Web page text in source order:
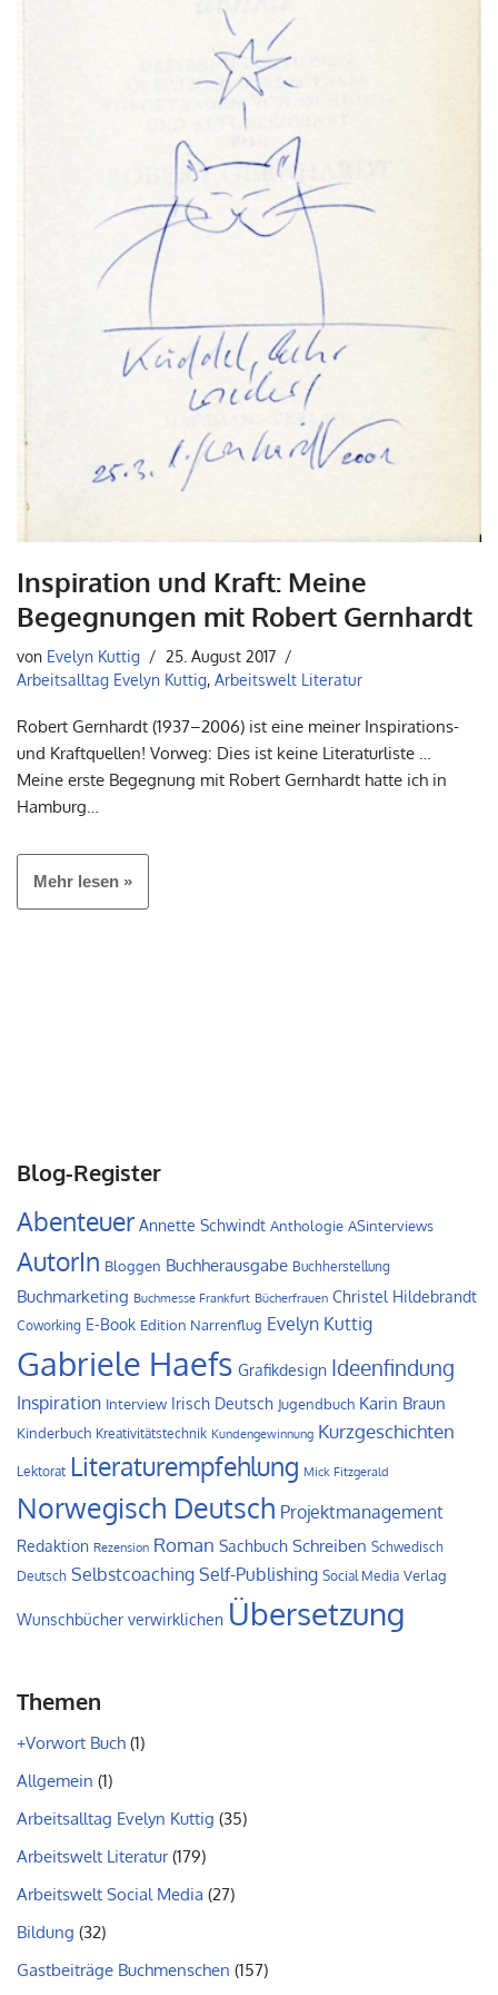
Inspiration und Kraft: Meine
Begegnungen mit Robert Gernhardt
von Evelyn Kuttig
25. August 2017
Arbeitsalltag Evelyn Kuttig, Arbeitswelt Literatur
Robert Gernhardt (1937–2006) ist eine meiner Inspirations-
und Kraftquellen! Vorweg: Dies ist keine Literaturliste …
Meine erste Begegnung mit Robert Gernhardt hatte ich in
Hamburg…
Mehr lesen »
Blog-Register
Abenteuer Annette Schwindt Anthologie ASinterviews
AutorIn Bloggen Buchherausgabe Buchherstellung
Buchmarketing Buchmesse Frankfurt Bücherfrauen Christel Hildebrandt
Coworking E-Book Edition Narrenflug Evelyn Kuttig
Gabriele Haefs Grafikdesign Ideenfindung
Inspiration Interview Irisch Deutsch Jugendbuch Karin Braun
Kinderbuch Kreativitätstechnik Kundengewinnung Kurzgeschichten
Lektorat Literaturempfehlung Mick Fitzgerald
Norwegisch Deutsch Projektmanagement
Redaktion Rezension Roman Sachbuch Schreiben Schwedisch
Deutsch Selbstcoaching Self-Publishing Social Media Verlag
Wunschbücher verwirklichen Übersetzung
Themen
+Vorwort Buch (1)
Allgemein (1)
Arbeitsalltag Evelyn Kuttig (35)
Arbeitswelt Literatur(179)
Arbeitswelt Social Media (27)
Bildung (32)
Gastbeiträge Buchmenschen (157)